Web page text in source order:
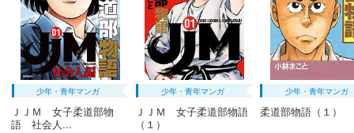
少年・青年マンガ
ＪＪＭ 女子柔道部物
語 社会人...
少年・青年マンガ
ＪＪＭ 女子柔道部物語
（１）
少年・青年マンガ
柔道部物語（１）